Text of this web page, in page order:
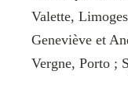
Valette,
Geneviève et
Vergne, Porto